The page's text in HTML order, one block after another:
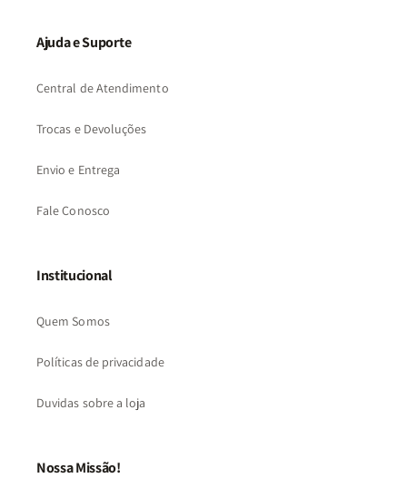
Ajuda e Suporte
Central de Atendimento
Trocas e Devoluções
Envio e Entrega
Fale Conosco
Institucional
Quem Somos
Políticas de privacidade
Duvidas sobre a loja
Nossa Missão!